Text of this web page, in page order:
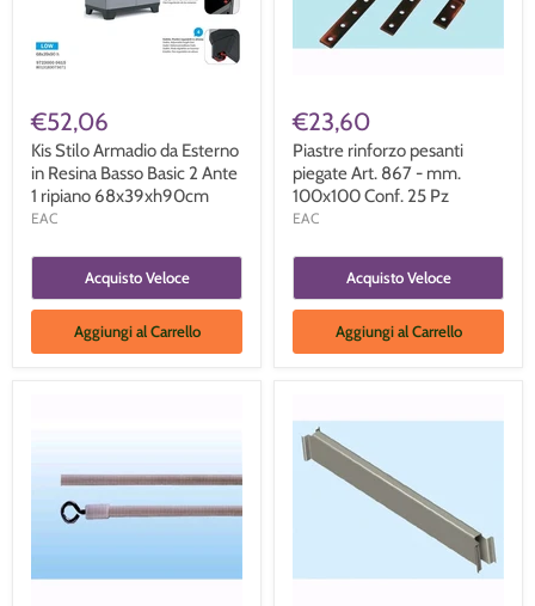
€52,06
Kis Stilo Armadio da Esterno
in Resina Basso Basic 2 Ante
1 ripiano 68x39xh90cm
EAC
Acquisto Veloce
Aggiungi al Carrello
€23,60
Piastre rinforzo pesanti
piegate Art. 867 - mm.
100x100 Conf. 25 Pz
EAC
Acquisto Veloce
Aggiungi al Carrello